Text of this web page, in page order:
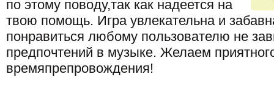
по этому поводу,так как надеется на
твою помощь. Игра увлекательна и
понравиться любому пользователю не
предпочтений в музыке. Желаем
времяпрепровождения!